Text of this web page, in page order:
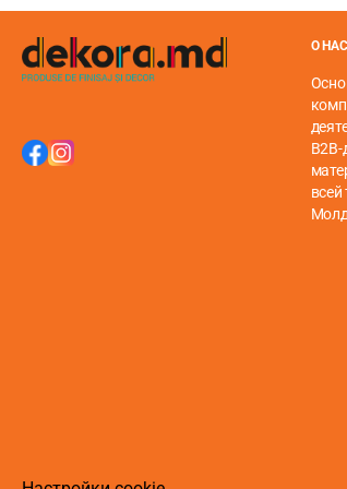
Витые трубы прочнее, чем гладкие,
средне тяжелых штор. А на 19-мм и
Если вы предпочитаете гладкую
О НАС
всей